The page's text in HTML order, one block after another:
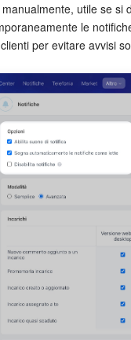
utile se si
le
per evitare avvisi